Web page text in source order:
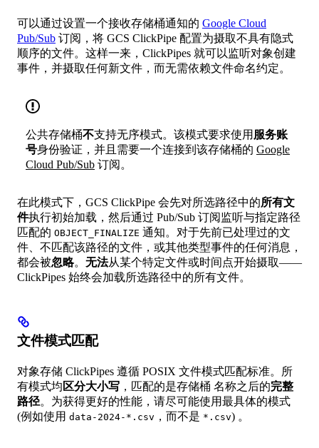
可以通过设置一个接收存储桶通知的 Google Cloud
Pub/Sub 订阅，将 GCS ClickPipe 配置为摄取不具有隐式
顺序的文件。这样一来，ClickPipes 就可以监听对象创建
事件，并摄取任何新文件，而无需依赖文件命名约定。
公共存储桶不支持无序模式。该模式要求使用 服务账
号身份验证，并且需要一个连接到该存储桶的 Google
Cloud Pub/Sub 订阅。
在此模式下，GCS ClickPipe 会先对所选路径中的所有文
件执行初始加载，然后通过 Pub/Sub 订阅监听与指定路径
匹配的 OBJECT_FINALIZE 通知。对于先前已处理过的文
件、不匹配该路径的文件，或其他类型事件的任何消息，
都会被忽略。 无法从某个特定文件或时间点开始摄取——
ClickPipes 始终会加载所选路径中的所有文件。
文件模式匹配
对象存储 ClickPipes 遵循 POSIX 文件模式匹配标准。所
有模式均 区分大小写 ，匹配的是存储桶 名称之后的完整
路径。为获得更好的性能，请尽可能使用最具体的模式
(例如使用 data-2024-*.csv ，而不是 *.csv) 。